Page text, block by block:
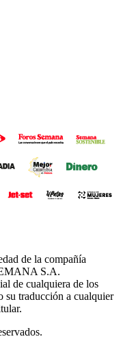
de la compañía
S.A.
de cualquiera de los
su traducción a cualquier